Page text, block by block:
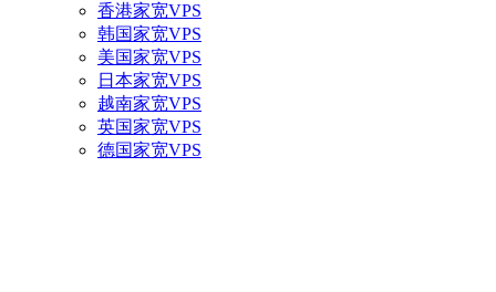
香港家宽VPS
韩国家宽VPS
美国家宽VPS
日本家宽VPS
越南家宽VPS
英国家宽VPS
德国家宽VPS